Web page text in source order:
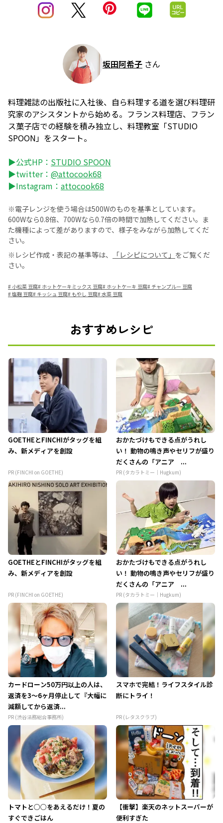
坂田阿希子 さん
料理雑誌の出版社に入社後、自ら料理する道を選び料理研
究家のアシスタントから始める。フランス料理店、フラン
ス菓子店での経験を積み独立し、料理教室「STUDIO
SPOON」をスタート。
▶公式HP： STUDIO SPOON
▶twitter： @attocook68
▶Instagram： attocook68
※電子レンジを使う場合は500Wのものを基準としています。
600Wなら0.8倍、700Wなら0.7倍の時間で加熱してください。ま
た機種によって差がありますので、様子をみながら加熱してくだ
さい。
※レシピ作成・表記の基準等は、
「レシピについて」 をご覧くだ
さい。
# 小松菜 豆腐# ホットケーキミックス 豆腐# ホットケーキ 豆腐# チャンプルー 豆腐
#塩麹 豆腐# キッシュ 豆腐# もやし 豆腐#水菜 豆腐
おすすめレシピ
GOETHEとFINCHIがタッグを組
み、新メディアを創設
PR (FINCHI on GOETHE)
おかたづけもできる点がうれし
い！ 動物の鳴き声やセリフが盛り
だくさんの「アニア ...
PR (タカラトミー｜Hugkum)
GOETHEとFINCHIがタッグを組
み、新メディアを創設
PR (FINCHI on GOETHE)
おかたづけもできる点がうれし
い！ 動物の鳴き声やセリフが盛り
だくさんの「アニア ...
PR (タカラトミー｜Hugkum)
カードローン50万円以上の人は、
返済を3～6ヶ月停止して『大幅に
減額してから返済...
PR (渋谷法務総合事務所)
スマホで完結！ライフスタイル診
断にトライ！
PR (レタスクラブ)
トマトと○○をあえるだけ！夏の
すぐできごはん
【衝撃】楽天のネットスーパーが
便利すぎた